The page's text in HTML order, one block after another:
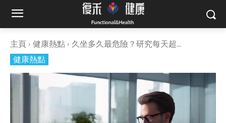
主頁 健康熱點
久坐多久最危險？研究每天超...
健康熱點